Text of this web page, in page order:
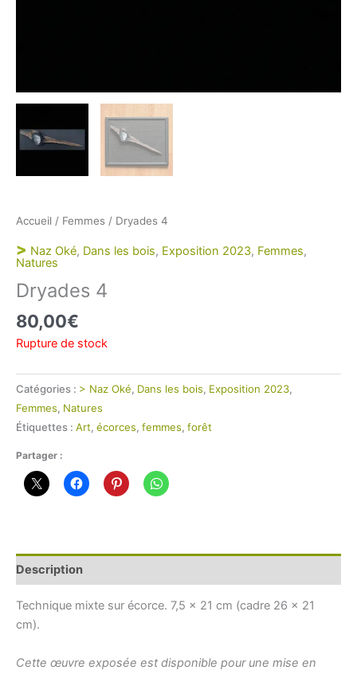
Accueil / Femmes / Dryades 4
> Naz Oké, Dans les bois, Exposition 2023, Femmes,
Natures
Dryades 4
80,00€
Rupture de stock
Catégories : > Naz Oké, Dans les bois, Exposition 2023,
Femmes, Natures
Étiquettes : Art, écorces, femmes, forêt
Partager :
Description
Technique mixte sur écorce. 7,5 x 21 cm (cadre 26 x 21
cm).
Cette œuvre exposée est disponible pour une mise en